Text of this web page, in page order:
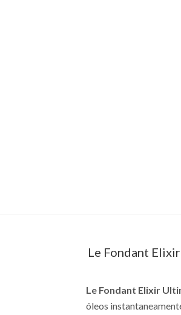
Le Fondant
Le Fondant Elixir
óleos